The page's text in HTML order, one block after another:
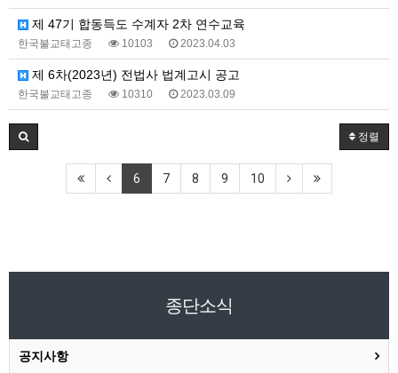
제 47기 합동득도 수계자 2차 연수교육
한국불교태고종 10103 2023.04.03
제 6차(2023년) 전법사 법계고시 공고
한국불교태고종 10310 2023.03.09
정렬
6 7 8 9 10
종단소식
공지사항